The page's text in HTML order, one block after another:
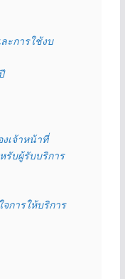
ะการใช้งบ
เจ้าหน้าที่
รับผู้รับบริการ
การให้บริการ